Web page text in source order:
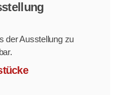
der Ausstellung zu